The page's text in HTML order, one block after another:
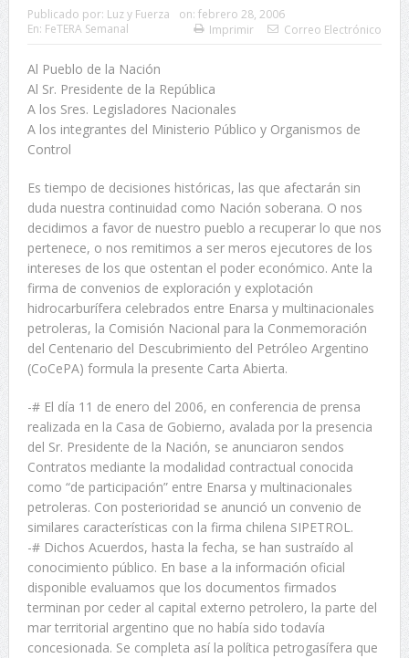
Publicado por: Luz y Fuerza on: febrero 28, 2006
En: FeTERA Semanal Imprimir Correo Electrónico
Al Pueblo de la Nación
Al Sr. Presidente de la República
A los Sres. Legisladores Nacionales
A los integrantes del Ministerio Público y Organismos de
Control
Es tiempo de decisiones históricas, las que afectarán sin
duda nuestra continuidad como Nación soberana. O nos
decidimos a favor de nuestro pueblo a recuperar lo que nos
pertenece, o nos remitimos a ser meros ejecutores de los
intereses de los que ostentan el poder económico. Ante la
firma de convenios de exploración y explotación
hidrocarburífera celebrados entre Enarsa y multinacionales
petroleras, la Comisión Nacional para la Conmemoración
del Centenario del Descubrimiento del Petróleo Argentino
(CoCePA) formula la presente Carta Abierta.
-# El día 11 de enero del 2006, en conferencia de prensa
realizada en la Casa de Gobierno, avalada por la presencia
del Sr. Presidente de la Nación, se anunciaron sendos
Contratos mediante la modalidad contractual conocida
como “de participación” entre Enarsa y multinacionales
petroleras. Con posterioridad se anunció un convenio de
similares características con la firma chilena SIPETROL.
-# Dichos Acuerdos, hasta la fecha, se han sustraído al
conocimiento público. En base a la información oficial
disponible evaluamos que los documentos firmados
terminan por ceder al capital externo petrolero, la parte del
mar territorial argentino que no había sido todavía
concesionada. Se completa así la política petrogasífera que